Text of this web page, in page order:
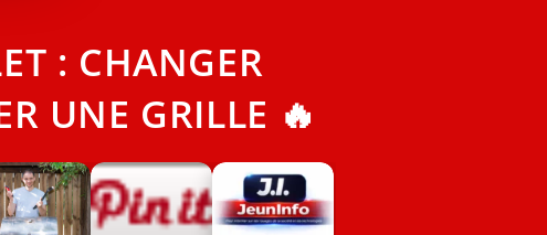
: CHANGER
UNE GRILLE 🔥